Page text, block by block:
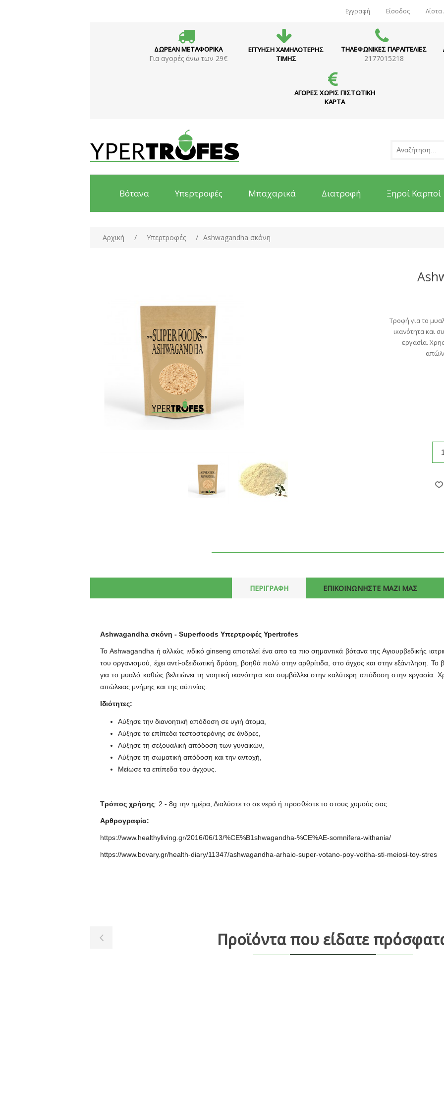
Εγγραφή Είσοδος
ΔΩΡΕΑΝ ΜΕΤΑΦΟΡΙΚΑ
Για αγορές άνω των 29€
ΕΓΓΥΗΣΗ ΧΑΜΗΛΟΤΕΡΗΣ
ΤΙΜΗΣ
ΤΗΛΕΦΩΝΙΚΕΣ ΠΑΡΑΓΓΕΛΙΕΣ
2177015218
ΑΓΟΡΕΣ ΧΩΡΙΣ ΠΙΣΤΩΤΙΚΗ
ΚΑΡΤΑ
Βότανα Υπερτροφές Μπαχαρικά Διατροφή Ξηροί Καρποί
Αρχική / Υπερτροφές / Ashwagandha σκόνη
Τροφή για το
ικανότητα και
εργασία.
ΠΕΡΙΓΡΑΦΗ ΕΠΙΚΟΙΝΩΝΗΣΤΕ ΜΑΖΙ ΜΑΣ
Ashwagandha σκόνη - Superfoods Υπερτροφές Ypertrofes
Το Ashwagandha ή αλλιώς ινδικό ginseng αποτελεί ένα απο τα πιο σημαντικά βότανα της Aγιουρβεδικής
του οργανισμού, έχει αντί-οξειδωτική δράση, βοηθά πολύ στην αρθρίτιδα, στο άγχος και στην εξάντληση.
για το μυαλό καθώς βελτιώνει τη νοητική ικανότητα και συμβάλλει στην καλύτερη απόδοση στην εργασία.
απώλειας μνήμης και της αϋπνίας.
Ιδιότητες:
Αύξησε την διανοητική απόδοση σε υγιή άτομα,
Αύξησε τα επίπεδα τεστοστερόνης σε άνδρες,
Αύξησε τη σεξουαλική απόδοση των γυναικών,
Αύξησε τη σωματική απόδοση και την αντοχή,
Μείωσε τα επίπεδα του άγχους.
Τρόπος χρήσης: 2 - 8g την ημέρα, Διαλύστε το σε νερό ή προσθέστε το στους χυμούς σας
Αρθρογραφία:
https://www.healthyliving.gr/2016/06/13/%CE%B1shwagandha-%CE%AE-somnifera-withania/
https://www.bovary.gr/health-diary/11347/ashwagandha-arhaio-super-votano-poy-voitha-sti-meiosi-toy-stres
Προϊόντα που είδατε